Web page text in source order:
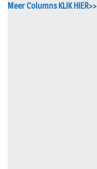
Meer Columns KLIK HIER>>